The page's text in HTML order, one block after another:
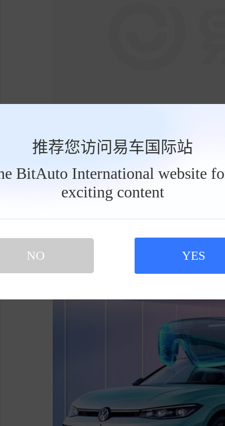
推荐您访问易车国际站
BitAuto International website
exciting content
NO YES
在机械性能方面，大众帕萨特Pro依然保
机匹配DQ381七速湿式双离合变速箱，最大功
6秒，综合油耗仅6.87L/100km。底盘经过数百